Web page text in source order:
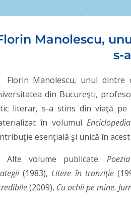
Manolescu,
s-
Florin Manolescu, unul
din Bucureşti,
literar, s-a stins din viaţă pe
în volumul
esenţială şi unică în
Alte volume publicate:
(1983), Litere în tranziţie
(2009), Cu ochii pe mine.